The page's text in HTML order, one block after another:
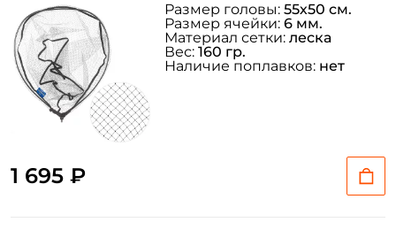
1 695 ₽
Размер головы: 55х50 см.
Размер ячейки: 6 мм.
Материал сетки: леска
Вес: 160 гр.
Наличие поплавков: нет